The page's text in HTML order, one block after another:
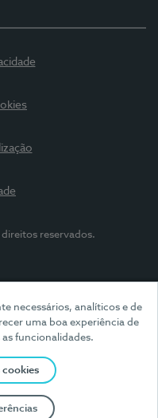
necessários, analíticos e de
uma boa experiência de
as funcionalidades.
reservados.